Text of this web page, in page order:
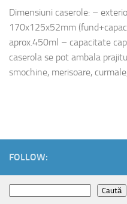
Dimensiuni caserole: –
170x125x52mm
aprox.450ml – capacitate
caserola se pot ambala
smochine, merisoare,
FOLLOW:
Caută